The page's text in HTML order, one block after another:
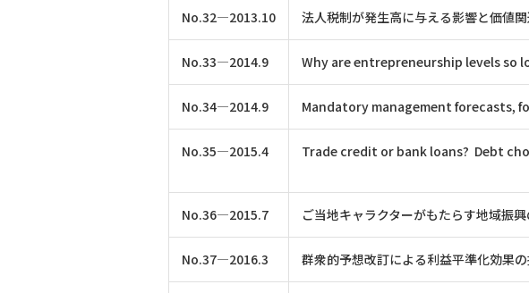
No.32―2013.10 法人税制が発生高に与える影響と価値
No.33―2014.9 Why are entrepreneurship levels so
No.34―2014.9 Mandatory management forecasts,
No.35―2015.4 Trade credit or bank loans? Debt
No.36―2015.7 ご当地キャラクターがもたらす地域振
No.37―2016.3 群衆的予想改訂による利益平準化効果